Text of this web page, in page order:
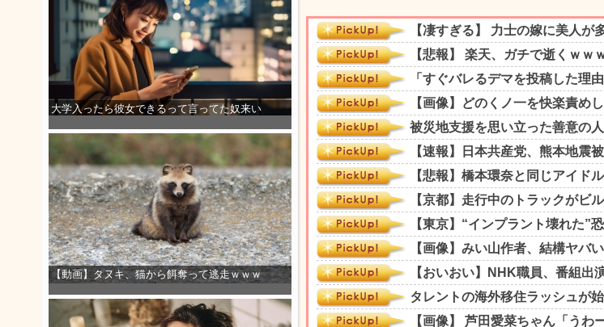
大学入ったら彼女できるって言ってた奴来い
【動画】タヌキ、猫から餌奪って逃走ｗｗｗ